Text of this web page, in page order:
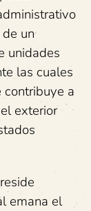
un
unidades
las cuales
contribuye a
exterior
emana el